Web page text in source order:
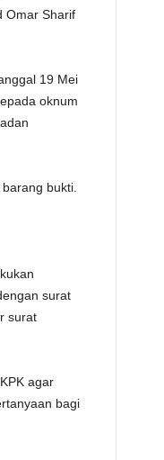
Omar Sharif
19 Mei
oknum
bukti.
surat
surat
agar
bagi